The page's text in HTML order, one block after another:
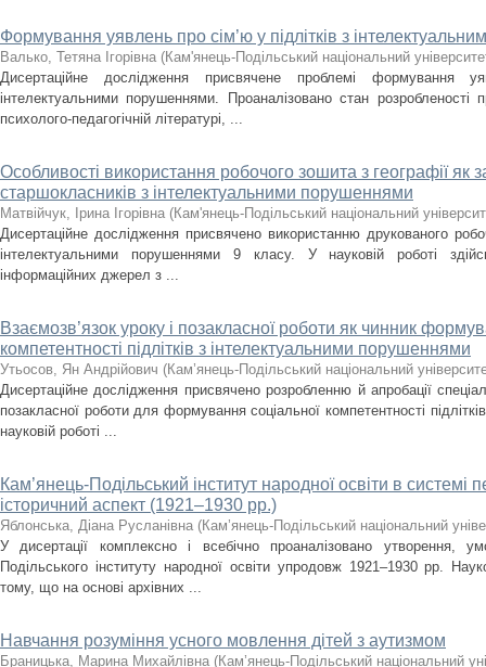
Формування уявлень про сім’ю у підлітків з
Валько, Тетяна Ігорівна (Кам'янець-Подільський національний
Дисертаційне дослідження присвячене проблемі формування
інтелектуальними порушеннями. Проаналізовано стан розробленості
психолого-педагогічній літературі, ...
Особливості використання робочого зошита з географії як
старшокласників з інтелектуальними порушеннями
Матвійчук, Ірина Ігорівна (Кам'янець-Подільський національний
Дисертаційне дослідження присвячено використанню друкованого
інтелектуальними порушеннями 9 класу. У науковій роботі
інформаційних джерел з ...
Взаємозв’язок уроку і позакласної роботи як чинник
компетентності підлітків з інтелектуальними порушеннями
Утьосов, Ян Андрійович (Кам’янець-Подільський національний
Дисертаційне дослідження присвячено розробленню й апробації
позакласної роботи для формування соціальної компетентності
науковій роботі ...
Кам’янець-Подільський інститут народної освіти в системі
історичний аспект (1921–1930 рр.)
Яблонська, Діана Русланівна (Кам’янець-Подільський національний
У дисертації комплексно і всебічно проаналізовано утворення,
Подільського інституту народної освіти упродовж 1921–1930 рр.
тому, що на основі архівних ...
Навчання розуміння усного мовлення дітей з аутизмом
Браницька, Марина Михайлівна (Кам’янець-Подільський національний